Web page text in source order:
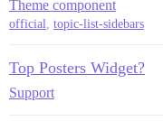
Theme component
official topic-list-sidebars
Top Posters Widget?
Support